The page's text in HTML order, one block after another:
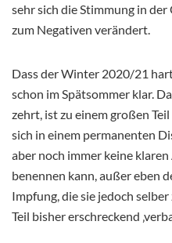
sehr sich die Stimmung in der
zum Negativen verändert.
Dass der Winter 2020/21
schon im Spätsommer klar.
zehrt, ist zu einem großen
sich in einem permanenten
aber noch immer keine
benennen kann, außer eben
Impfung, die sie jedoch
Teil bisher erschreckend